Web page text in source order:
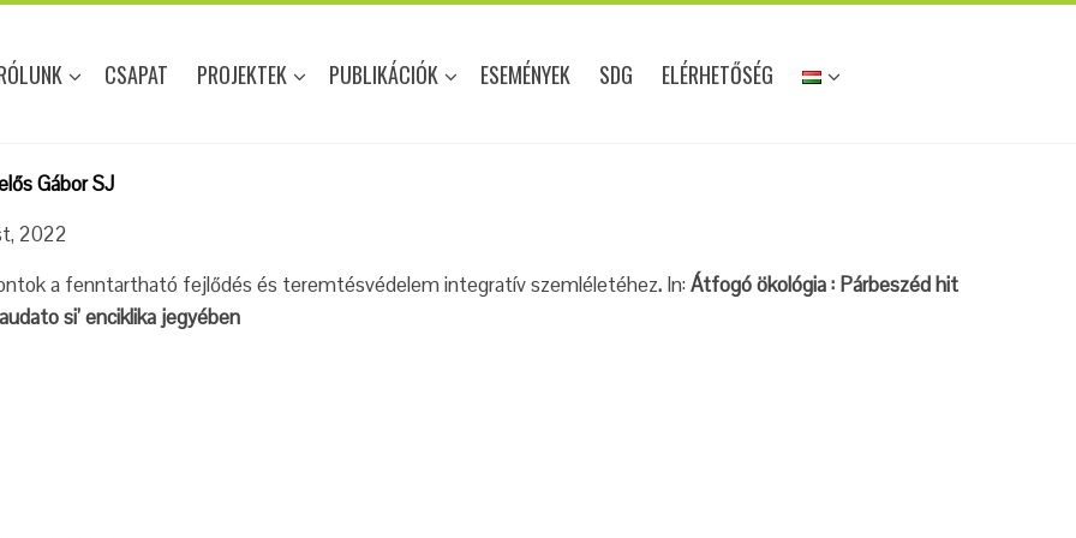
CSAPAT PROJEKTEK PUBLIKÁCIÓK ESEMÉNYEK SDG ELÉRHETŐSÉG
Gábor SJ
2022
a fenntartható fejlődés és teremtésvédelem integratív szemléletéhez. In:Átfogó ökológia : Párbeszéd hit
si’ enciklika jegyében